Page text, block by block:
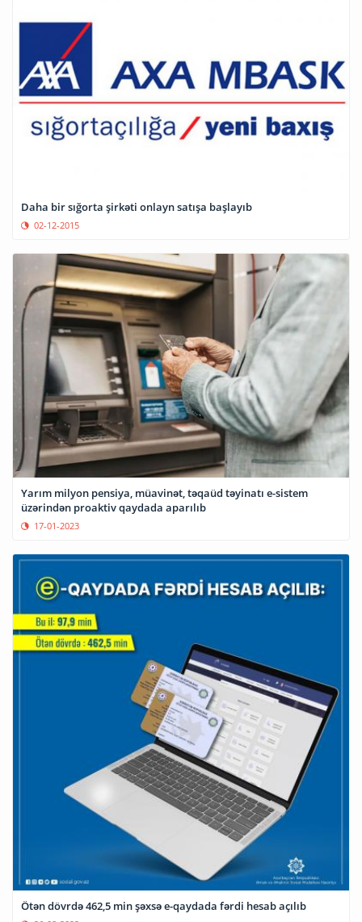
Daha bir sığorta şirkəti onlayn satışa başlayıb
02-12-2015
Yarım milyon pensiya, müavinət, təqaüd təyinatı e-sistem
üzərindən proaktiv qaydada aparılıb
17-01-2023
Ötən dövrdə 462,5 min şəxsə e-qaydada fərdi hesab açılıb